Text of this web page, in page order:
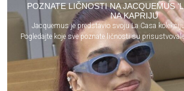
POZNATE LIČNOSTI NA JACQUEMUS
NA KAPRIJU
Jacquemus je predstavio svoju La Casa
Pogledajte koje sve poznate ličnosti su